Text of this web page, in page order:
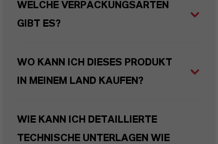
WELCHE VERPACKUNGSARTEN
GIBT ES?
WO KANN ICH DIESES PRODUKT
IN MEINEM LAND KAUFEN?
WIE KANN ICH DETAILLIERTE
TECHNISCHE UNTERLAGEN WIE